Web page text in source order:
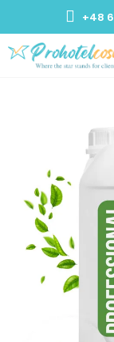
+48